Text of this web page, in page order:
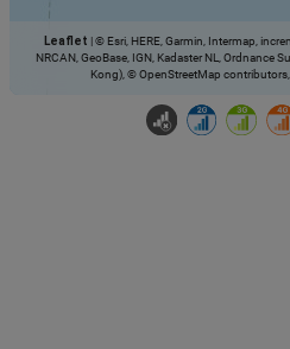
Leaflet
© Esri, HERE, Garmin, Intermap,
NRCAN, GeoBase, IGN, Kadaster NL, Ordnance
Kong), © OpenStreetMap